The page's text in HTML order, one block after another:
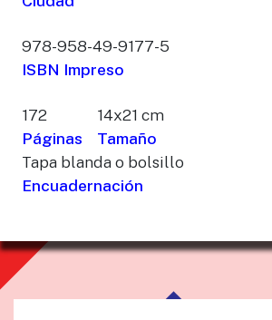
978-958-49-9177-5
ISBN Impreso
172
Páginas
14x21 cm
Tamaño
Tapa blanda o bolsillo
Encuadernación